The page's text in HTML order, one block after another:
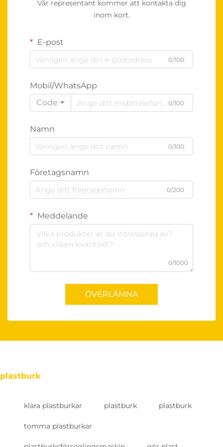
Vår representant kommer att kontakta dig
inom kort.
E-post
0/100
Mobil/WhatsApp
Code
0/100
Namn
0/100
Företagsnamn
0/200
Meddelande
0/1000
ÖVERLÄMNA
plastburk
klara plastburkar plastburk plastburk
tomma plastburkar